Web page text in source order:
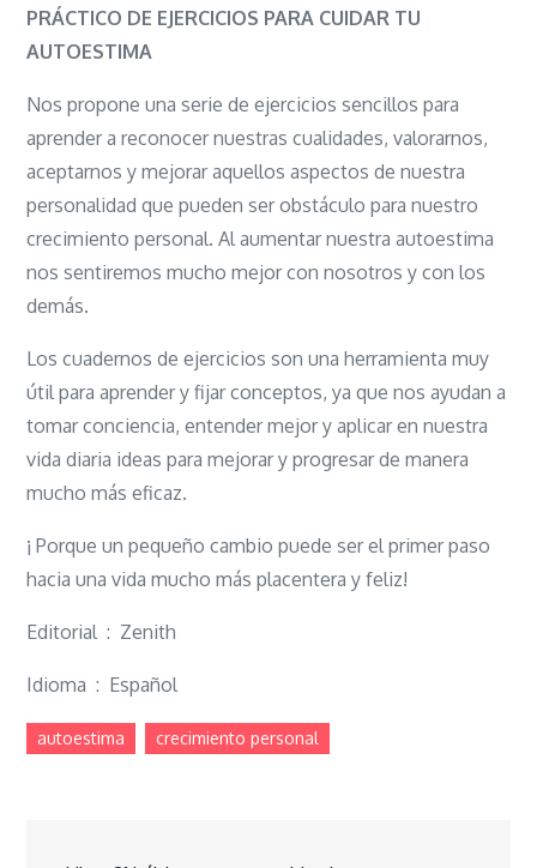
ejercicios
tu
autoestima
PRÁCTICO DE EJERCICIOS PARA CUIDAR TU
AUTOESTIMA
Nos propone una serie de ejercicios sencillos para
aprender a reconocer nuestras cualidades, valorarnos,
aceptarnos y mejorar aquellos aspectos de nuestra
personalidad que pueden ser obstáculo para nuestro
crecimiento personal. Al aumentar nuestra autoestima
nos sentiremos mucho mejor con nosotros y con los
demás.
Los cuadernos de ejercicios son una herramienta muy
útil para aprender y fijar conceptos, ya que nos ayudan a
tomar conciencia, entender mejor y aplicar en nuestra
vida diaria ideas para mejorar y progresar de manera
mucho más eficaz.
¡ Porque un pequeño cambio puede ser el primer paso
hacia una vida mucho más placentera y feliz!
Editorial ‏ : ‎ Zenith
Idioma ‏ : ‎ Español
autoestima crecimiento personal